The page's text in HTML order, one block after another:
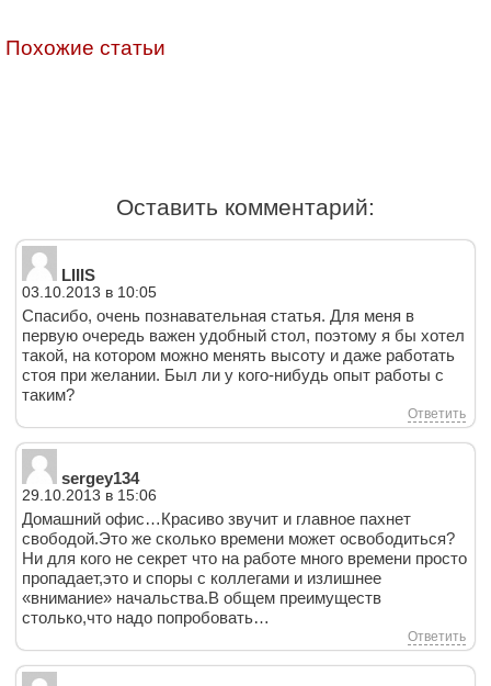
Похожие статьи
Оставить комментарий:
LIIIS
03.10.2013 в 10:05
Спасибо, очень познавательная статья. Для меня в
первую очередь важен удобный стол, поэтому я бы хотел
такой, на котором можно менять высоту и даже работать
стоя при желании. Был ли у кого-нибудь опыт работы с
таким?
Ответить
sergey134
29.10.2013 в 15:06
Домашний офис…Красиво звучит и главное пахнет
свободой.Это же сколько времени может освободиться?
Ни для кого не секрет что на работе много времени просто
пропадает,это и споры с коллегами и излишнее
«внимание» начальства.В общем преимуществ
столько,что надо попробовать…
Ответить